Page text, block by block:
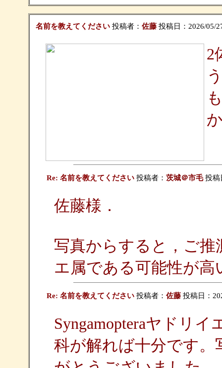
名前を教えてください投稿者： 佐藤 投稿日：2026/05/
2
Re: 名前を教えてください投稿者： 茨城＠市毛投稿
佐藤様．
写真からすると，ご推
エ属である可能性が高
Re: 名前を教えてください投稿者： 佐藤 投稿日：
Syngamopteraヤドリ
科が解れば十分です